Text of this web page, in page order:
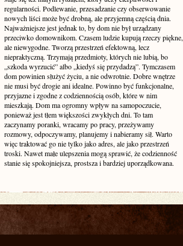
regularności. Podlewanie, przesadzanie czy obserwowanie
nowych liści może być drobną, ale przyjemną częścią dnia.
Najważniejsze jest jednak to, by dom nie był urządzany
przeciwko domownikom. Czasem ludzie kupują rzeczy piękne,
ale niewygodne. Tworzą przestrzeń efektowną, lecz
niepraktyczną. Trzymają przedmioty, których nie lubią, bo
„szkoda wyrzucić” albo „kiedyś się przydadzą”. Tymczasem
dom powinien służyć życiu, a nie odwrotnie. Dobre wnętrze
nie musi być drogie ani idealne. Powinno być funkcjonalne,
przyjazne i zgodne z codziennością osób, które w nim
mieszkają. Dom ma ogromny wpływ na samopoczucie,
ponieważ jest tłem większości zwykłych dni. To tam
zaczynamy poranki, wracamy po pracy, przeżywamy
rozmowy, odpoczywamy, planujemy i nabieramy sił. Warto
więc traktować go nie tylko jako adres, ale jako przestrzeń
troski. Nawet małe ulepszenia mogą sprawić, że codzienność
stanie się spokojniejsza, prostsza i bardziej uporządkowana.